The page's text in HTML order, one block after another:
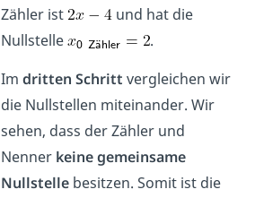
Zähler ist
und hat die
Nullstelle
.
Imdritten Schritt vergleichen wir
die Nullstellen miteinander. Wir
sehen, dass der Zähler und
Nenner keine gemeinsame
Nullstelle besitzen. Somit ist die